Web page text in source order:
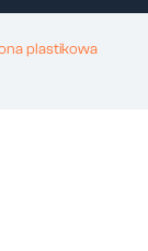
plastikowa